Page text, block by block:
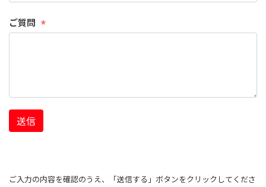
ご質問
送信
ご入力の内容を確認のうえ、「送信する」ボタンをクリックしてくださ